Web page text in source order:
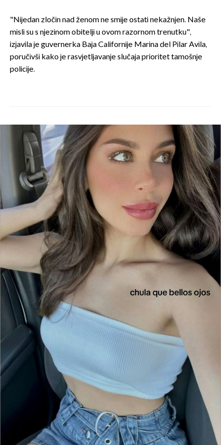
"Nijedan zločin nad ženom ne smije ostati nekažnjen. Naše
misli su s njezinom obitelji u ovom razornom trenutku",
izjavila je guvernerka Baja Californije Marina del Pilar Avila,
poručivši kako je rasvjetljavanje slučaja prioritet tamošnje
policije.